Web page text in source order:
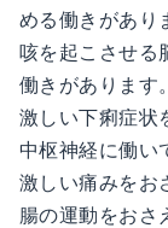
める働きがあり
咳を起こさせる
働きがあります。
激しい下痢症状
中枢神経に働い
激しい痛みをお
腸の運動をおさ